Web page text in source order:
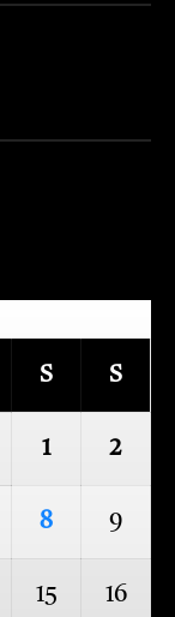
S S
1 2
8 9
15 16